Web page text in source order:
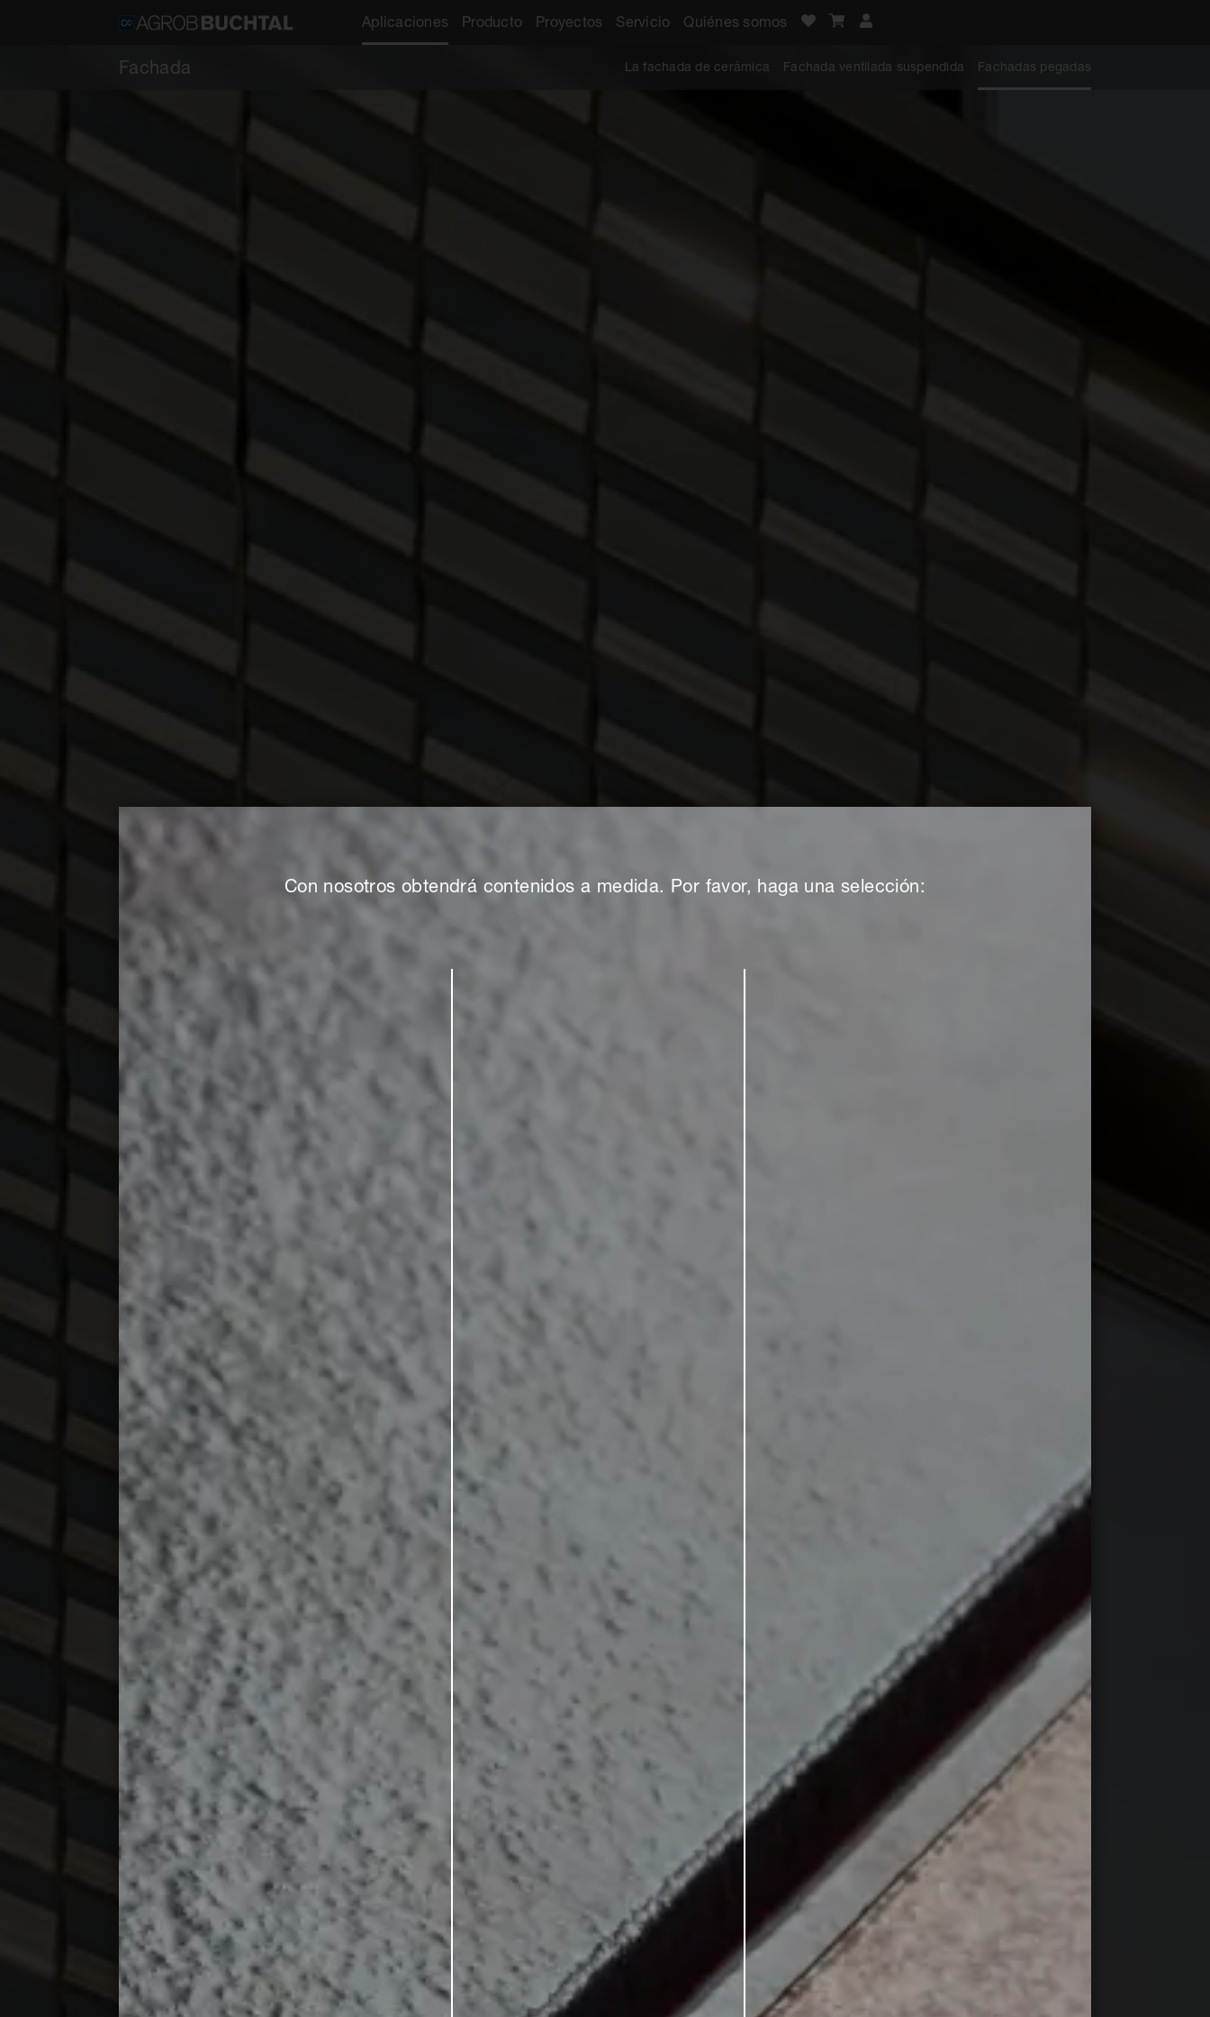
Aplicaciones Producto Proyectos Servicio Quiénes somos
Fachada La fachada de cerámica Fachada ventilada suspendida Fachadas pegadas
Con nosotros obtendrá contenidos a medida. Por favor, haga una selección:
FACHADA REVESTIDA